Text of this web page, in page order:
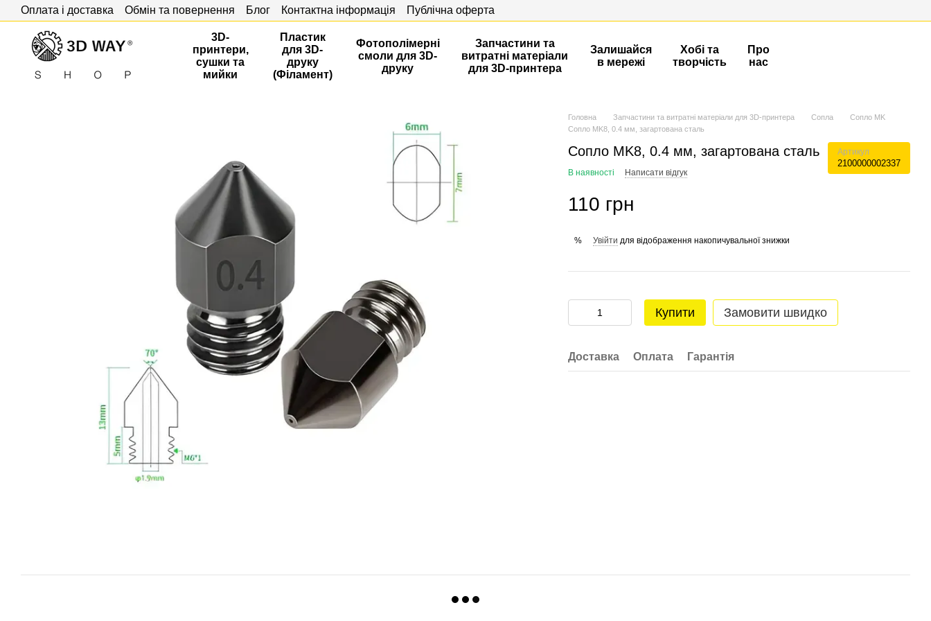
Перейти до основного контенту
Оплата і доставка Обмін та повернення Блог Контактна інформація Публічна оферта
3D-
принтери,
сушки та
мийки
Пластик
для 3D-
друку
(Філамент)
Фотополімерні
смоли для 3D-
друку
Запчастини та
витратні матеріали
для 3D-принтера
Залишайся
в мережі
Хобі та
творчість
Про
нас
Головна Запчастини та витратні матеріали для 3D-принтера Сопла
Сопло MK
Сопло MK8, 0.4 мм, загартована сталь
Сопло MK8, 0.4 мм, загартована сталь Артикул
2100000002337
В наявності Написати відгук
110 грн
% Увійти для відображення накопичувальної знижки
Купити Замовити швидко
Доставка Оплата Гарантія